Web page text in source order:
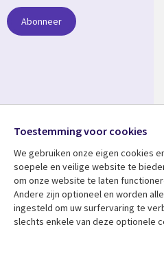
Bekijk meer
Library
Artikelen
Abonneer
Media
NETHERLANDS
Toestemming voor cookies
We gebruiken onze eigen cookies
soepele en veilige website te
om onze website te laten
Andere zijn optioneel en worden
ingesteld om uw surfervaring te
slechts enkele van deze optionele